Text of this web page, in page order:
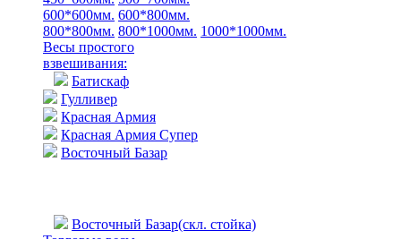
600*600мм. 600*800мм.
800*800мм. 800*1000мм. 1000*1000мм.
Весы простого
взвешивания:
Батискаф
Гулливер
Красная Армия
Красная Армия Супер
Восточный Базар
Восточный Базар(скл. стойка)